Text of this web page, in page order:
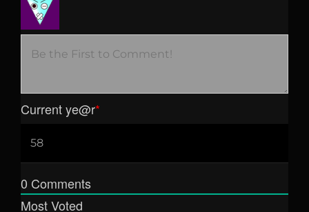
Current ye@r*
0 Comments
Most Voted